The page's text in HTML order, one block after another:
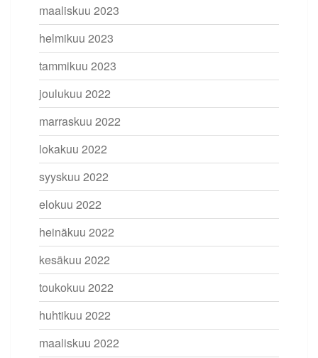
maaliskuu 2023
helmikuu 2023
tammikuu 2023
joulukuu 2022
marraskuu 2022
lokakuu 2022
syyskuu 2022
elokuu 2022
heinäkuu 2022
kesäkuu 2022
toukokuu 2022
huhtikuu 2022
maaliskuu 2022